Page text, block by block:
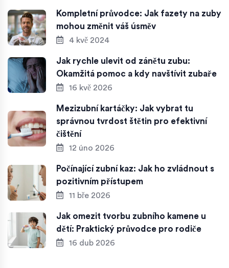
Kompletní průvodce: Jak fazety na zuby
mohou změnit váš úsměv
4 kvě 2024
Jak rychle ulevit od zánětu zubu:
Okamžitá pomoc a kdy navštívit zubaře
16 kvě 2026
Mezizubní kartáčky: Jak vybrat tu
správnou tvrdost štětin pro efektivní
čištění
12 úno 2026
Počínající zubní kaz: Jak ho zvládnout s
pozitivním přístupem
11 bře 2026
Jak omezit tvorbu zubního kamene u
dětí: Praktický průvodce pro rodiče
16 dub 2026